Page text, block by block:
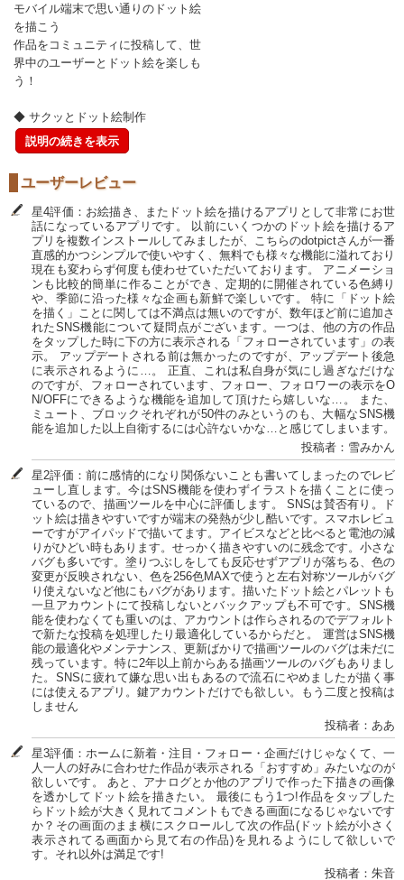
モバイル端末で思い通りのドット絵
を描こう
作品をコミュニティに投稿して、世
界中のユーザーとドット絵を楽しも
う！
◆ サクッとドット絵制作
説明の続きを表示
ユーザーレビュー
星4評価：お絵描き、またドット絵を描けるアプリとして非常にお世
話になっているアプリです。 以前にいくつかのドット絵を描けるア
プリを複数インストールしてみましたが、こちらのdotpictさんが一番
直感的かつシンプルで使いやすく、無料でも様々な機能に溢れており
現在も変わらず何度も使わせていただいております。 アニメーショ
ンも比較的簡単に作ることができ、定期的に開催されている色縛り
や、季節に沿った様々な企画も新鮮で楽しいです。 特に「ドット絵
を描く」ことに関しては不満点は無いのですが、数年ほど前に追加さ
れたSNS機能について疑問点がございます。一つは、他の方の作品
をタップした時に下の方に表示される「フォローされています」の表
示。 アップデートされる前は無かったのですが、アップデート後急
に表示されるように…。 正直、これは私自身が気にし過ぎなだけな
のですが、フォローされています、フォロー、フォロワーの表示をO
N/OFFにできるような機能を追加して頂けたら嬉しいな…。 また、
ミュート、ブロックそれぞれが50件のみというのも、大幅なSNS機
能を追加した以上自衛するには心許ないかな…と感じてしまいます。
投稿者：雪みかん
星2評価：前に感情的になり関係ないことも書いてしまったのでレビ
ューし直します。今はSNS機能を使わずイラストを描くことに使っ
ているので、描画ツールを中心に評価します。 SNSは賛否有り。ド
ット絵は描きやすいですが端末の発熱が少し酷いです。スマホレビュ
ーですがアイパッドで描いてます。アイビスなどと比べると電池の減
りがひどい時もあります。せっかく描きやすいのに残念です。小さな
バグも多いです。塗りつぶしをしても反応せずアプリが落ちる、色の
変更が反映されない、色を256色MAXで使うと左右対称ツールがバグ
り使えないなど他にもバグがあります。描いたドット絵とパレットも
一旦アカウントにて投稿しないとバックアップも不可です。SNS機
能を使わなくても重いのは、アカウントは作らされるのでデフォルト
で新たな投稿を処理したり最適化しているからだと。 運営はSNS機
能の最適化やメンテナンス、更新ばかりで描画ツールのバグは未だに
残っています。特に2年以上前からある描画ツールのバグもありまし
た。SNSに疲れて嫌な思い出もあるので流石にやめましたが描く事
には使えるアプリ。鍵アカウントだけでも欲しい。もう二度と投稿は
しません
投稿者：ああ
星3評価：ホームに新着・注目・フォロー・企画だけじゃなくて、一
人一人の好みに合わせた作品が表示される「おすすめ」みたいなのが
欲しいです。 あと、アナログとか他のアプリで作った下描きの画像
を透かしてドット絵を描きたい。 最後にもう1つ!作品をタップした
らドット絵が大きく見れてコメントもできる画面になるじゃないです
か？その画面のまま横にスクロールして次の作品(ドット絵が小さく
表示されてる画面から見て右の作品)を見れるようにして欲しいで
す。それ以外は満足です!
投稿者：朱音